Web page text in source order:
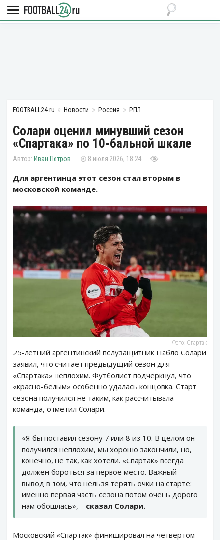
FOOTBALL24.ru Новости Россия РПЛ
Солари оценил минувший сезон
«Спартака» по 10-бальной шкале
Иван Петров 8 июля 2026, 18:24
Для аргентинца этот сезон стал вторым в
московской команде.
Фото: Спартак
25-летний аргентинский полузащитник Пабло Солари
заявил, что считает предыдущий сезон для
«Спартака» неплохим. Футболист подчеркнул, что
«красно-белым» особенно удалась концовка. Старт
сезона получился не таким, как рассчитывала
команда, отметил Солари.
«Я бы поставил сезону 7 или 8 из 10. В целом он
получился неплохим, мы хорошо закончили, но,
конечно, не так, как хотели. «Спартак» всегда
должен бороться за первое место. Важный
вывод в том, что нельзя терять очки на старте:
именно первая часть сезона потом очень дорого
нам обошлась», – сказал Солари.
Московский «Спартак» финишировал на четвертом